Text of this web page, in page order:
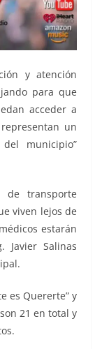
y atención
para que
acceder a
un
municipio”
de transporte
viven lejos de
estarán
Javier Salinas
es Quererte” y
21 en total y